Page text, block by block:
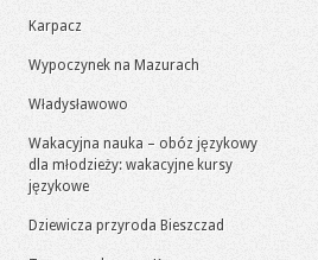
Karpacz
Wypoczynek na Mazurach
Władysławowo
Wakacyjna nauka – obóz językowy
dla młodzieży: wakacyjne kursy
językowe
Dziewicza przyroda Bieszczad